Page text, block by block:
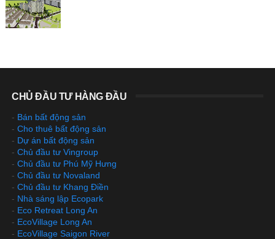
CHỦ ĐẦU TƯ HÀNG ĐẦU
- Bán bất động sản
- Cho thuê bất động sản
- Dự án bất động sản
- Chủ đầu tư Vingroup
- Chủ đầu tư Phú Mỹ Hưng
- Chủ đầu tư Novaland
- Chủ đầu tư Khang Điền
- Nhà sáng lập Ecopark
- Eco Retreat Long An
- EcoVillage Long An
- EcoVillage Saigon River